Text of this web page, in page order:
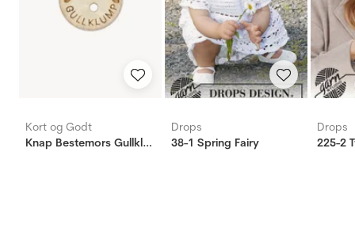
Kort og Godt
Knap Bestemors Gullklump 15mm
Drops
38-1 Spring Fairy
Drops
225-2